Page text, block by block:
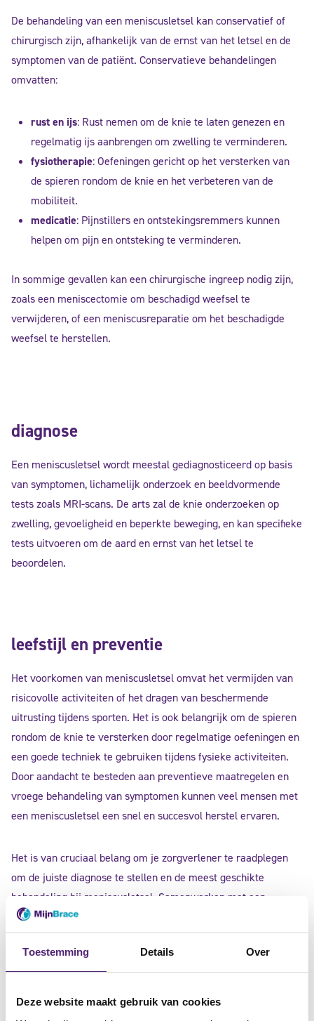
Toestemming Details Over
Deze website maakt gebruik van cookies
De behandeling van een meniscusletsel kan conservatief of
chirurgisch zijn, afhankelijk van de ernst van het letsel en de
symptomen van de patiënt. Conservatieve behandelingen
omvatten:
rust en ijs: Rust nemen om de knie te laten genezen en
regelmatig ijs aanbrengen om zwelling te verminderen.
fysiotherapie: Oefeningen gericht op het versterken van
de spieren rondom de knie en het verbeteren van de
mobiliteit.
medicatie: Pijnstillers en ontstekingsremmers kunnen
helpen om pijn en ontsteking te verminderen.
In sommige gevallen kan een chirurgische ingreep nodig zijn,
zoals een meniscectomie om beschadigd weefsel te
verwijderen, of een meniscusreparatie om het beschadigde
weefsel te herstellen.
diagnose
Een meniscusletsel wordt meestal gediagnosticeerd op basis
van symptomen, lichamelijk onderzoek en beeldvormende
tests zoals MRI-scans. De arts zal de knie onderzoeken op
zwelling, gevoeligheid en beperkte beweging, en kan specifieke
tests uitvoeren om de aard en ernst van het letsel te
beoordelen.
leefstijl en preventie
Het voorkomen van meniscusletsel omvat het vermijden van
risicovolle activiteiten of het dragen van beschermende
uitrusting tijdens sporten. Het is ook belangrijk om de spieren
rondom de knie te versterken door regelmatige oefeningen en
een goede techniek te gebruiken tijdens fysieke activiteiten.
Door aandacht te besteden aan preventieve maatregelen en
vroege behandeling van symptomen kunnen veel mensen met
een meniscusletsel een snel en succesvol herstel ervaren.
Het is van cruciaal belang om je zorgverlener te raadplegen
om de juiste diagnose te stellen en de meest geschikte
behandeling bij meniscusletsel. Samenwerken met een
zorgprofessional kan helpen om de klachten te verlichten en
de functie te herstellen